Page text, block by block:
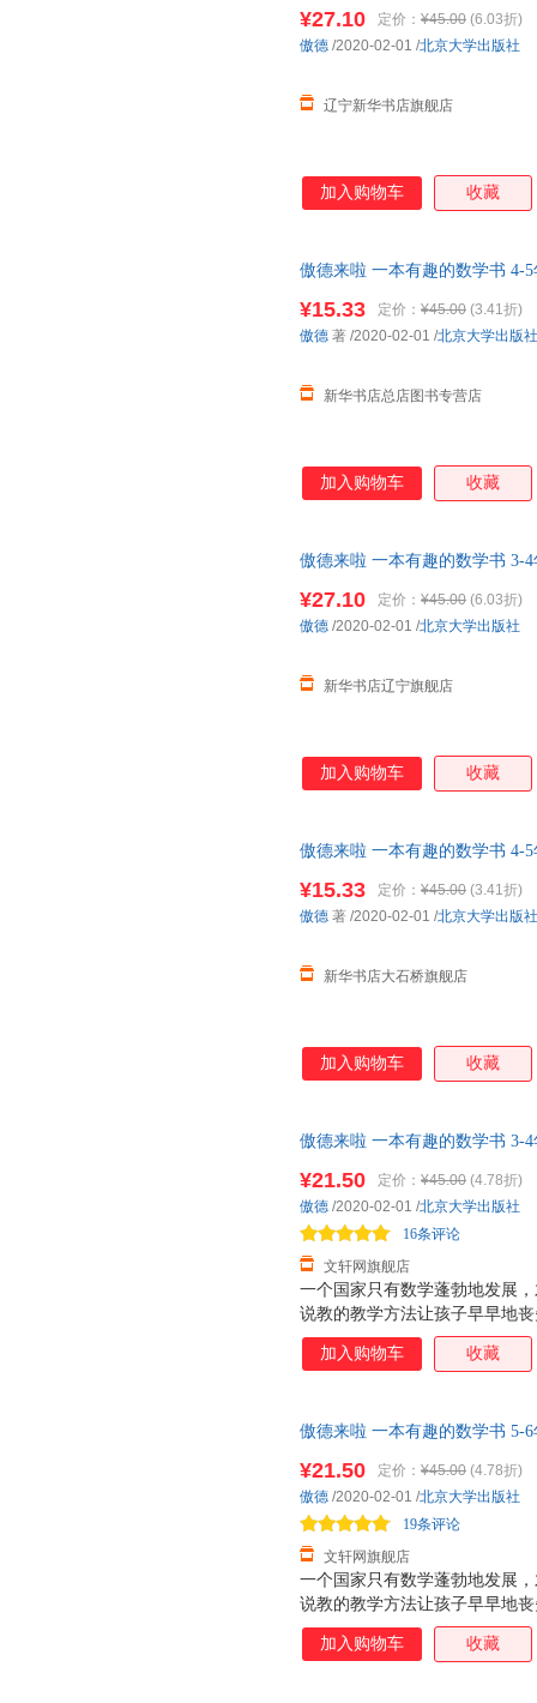
¥27.10 定价： ¥45.00 (6.03折)
辽宁新华书店旗舰店
傲德 /2020-02-01 /北京大学出版社
加入购物车 收藏
傲德来啦 一本有趣的数学书 4-
惠咨询：13284178503
¥15.33 定价： ¥45.00 (3.41折)
新华书店总店图书专营店
傲德 著 /2020-02-01 /北京大学出版社
加入购物车 收藏
傲德来啦 一本有趣的数学书 3-
¥27.10 定价： ¥45.00 (6.03折)
新华书店辽宁旗舰店
傲德 /2020-02-01 /北京大学出版社
加入购物车 收藏
傲德来啦 一本有趣的数学书 4-
咨询：13284178503
¥15.33 定价： ¥45.00 (3.41折)
新华书店大石桥旗舰店
傲德 著 /2020-02-01 /北京大学出版社
加入购物车 收藏
傲德来啦 一本有趣的数学书 3-
85%城市次日达，团购优惠咨
一个国家只有数学蓬勃地发展
说教的教学方法让孩子早早地
书以幽默有趣的漫画故事，消
乐，更给予他们知识与启示
用漫画形式呈现，必定有助于
趣。 ——数学科普作家 彭翕成
学习，尤其数学学习，是件苦
的巧克力，让学
¥21.50 定价： ¥45.00 (4.78折)
文轩网旗舰店
16条评论
傲德 /2020-02-01 /北京大学出版社
加入购物车 收藏
傲德来啦 一本有趣的数学书 5-
85%城市次日达，团购优惠咨
一个国家只有数学蓬勃地发展
说教的教学方法让孩子早早地
书以幽默有趣的漫画故事，消
乐，更给予他们知识与启示
¥21.50 定价： ¥45.00 (4.78折)
文轩网旗舰店
19条评论
傲德 /2020-02-01 /北京大学出版社
加入购物车 收藏